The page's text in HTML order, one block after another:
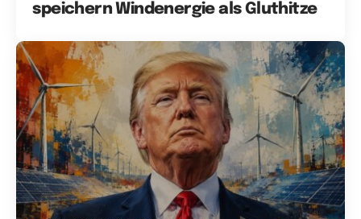
speichern Windenergie als Gluthitze